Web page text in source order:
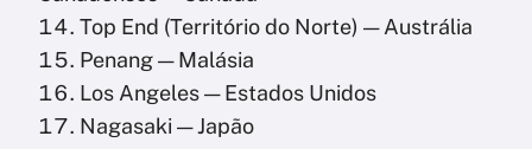
Top End (Território do Norte) — Austrália
Penang — Malásia
Los Angeles — Estados Unidos
Nagasaki — Japão